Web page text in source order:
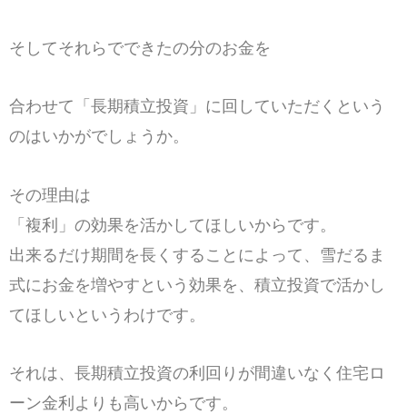
そしてそれらでできたの分のお金を
合わせて「長期積立投資」に回していただくという
のはいかがでしょうか。
その理由は
「複利」の効果を活かしてほしいからです。
出来るだけ期間を長くすることによって、雪だるま
式にお金を増やすという効果を、積立投資で活かし
てほしいというわけです。
それは、長期積立投資の利回りが間違いなく住宅ロ
ーン金利よりも高いからです。